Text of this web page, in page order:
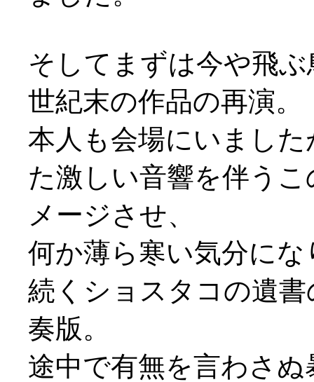
そしてまずは今や飛
世紀末の作品の再演。
本人も会場にいまし
た激しい音響を伴う
メージさせ、
何か薄ら寒い気分に
続くショスタコの遺
奏版。
途中で有無を言わさ